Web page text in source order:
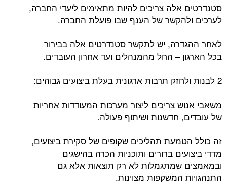
סטנדרטים אלה צריכים להיות מתאימים ליעדי החברה,
לערכים ולהקשר של הענף שבו פועלת החברה.
לאחר ההגדרה, יש לתקשר סטנדרטים אלה בבירור
בכל הארגון – החל מהמנהלים ועד אחרון העובדים.
2 לבנות ולחזק תרבות ארגונית בעלת ביצועים גבוהים:
משאבי אנוש צריכים ליצור מערכות המעודדות אחריות
של עובדים, חדשנות ושיתוף פעולה.
זה כולל הטמעת תהליכים שקופים של סקירת ביצועים,
מדדי ביצועים ברורים ותוכניות הכרה בהישגים
ובמאמצים שמתגמלות לא רק תוצאות אלא גם
התנהגויות המשקפות מצוינות.